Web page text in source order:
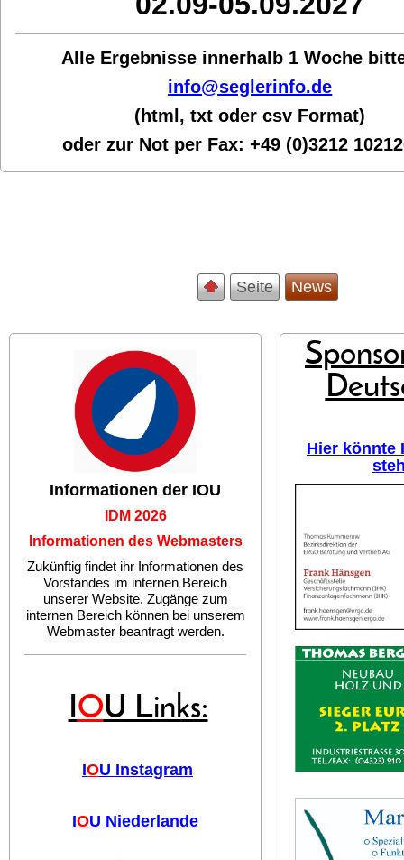
Alle Ergebnisse innerhalb 1 Woche bit
info@seglerinfo.de
(html, txt oder csv Format)
oder zur Not per Fax:+49 (0)3212
Seite News
Informationen der IOU
IDM 2026
Informationen des Webmasters
Zukünftig findet ihr Informationen des
Vorstandes im internen Bereich
unserer Website. Zugänge zum
internen Bereich können bei unserem
Webmaster beantragt werden.
IOU Links:
IOU Instagram
IOU Niederlande
Hier könnte